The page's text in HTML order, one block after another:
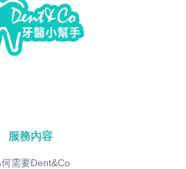
服務內容
需要Dent&Co